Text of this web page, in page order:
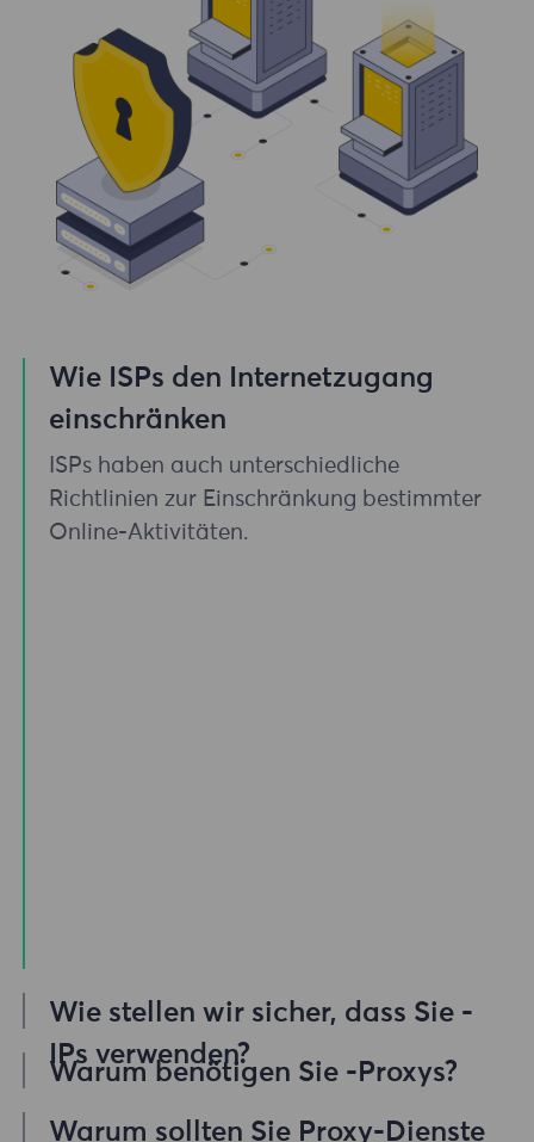
Wie ISPs den Internetzugang
einschränken
ISPs haben auch unterschiedliche
Richtlinien zur Einschränkung bestimmter
Online-Aktivitäten.
Wie stellen wir sicher, dass Sie -
IPs verwenden?
Zayo Group-Proxys, sodass sich unsere
Warum benötigen Sie -Proxys?
Wenn Sie über IP-Adressen auf das
Warum sollten Sie Proxy-Dienste